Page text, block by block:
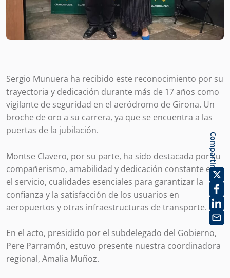
Sergio Munuera ha recibido este reconocimiento por su
trayectoria y dedicación durante más de 17 años como
vigilante de seguridad en el aeródromo de Girona. Un
broche de oro a su carrera, ya que se encuentra a las
puertas de la jubilación.
Montse Clavero, por su parte, ha sido destacada por su
compañerismo, amabilidad y dedicación constante en
el servicio, cualidades esenciales para garantizar la
confianza y la satisfacción de los usuarios en
aeropuertos y otras infraestructuras de transporte.
En el acto, presidido por el subdelegado del Gobierno,
Pere Parramón, estuvo presente nuestra coordinadora
regional, Amalia Muñoz.
Compartir